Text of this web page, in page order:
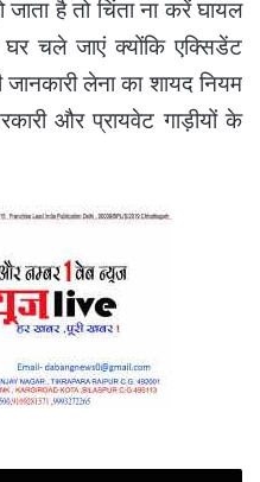
है तो चिंता ना करें घायल
चले जाएं क्योंकि एक्सिडेंट
लेना का शायद नियम
और प्रायवेट गाड़ीयों के